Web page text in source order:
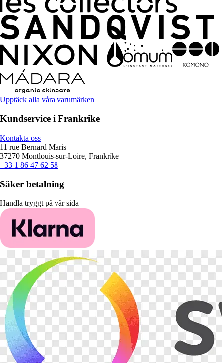
Upptäck alla våra varumärken
Kundservice i Frankrike
Kontakta oss
11 rue Bernard Maris
37270 Montlouis-sur-Loire, Frankrike
+33 1 86 47 62 58
Säker betalning
Handla tryggt på vår sida